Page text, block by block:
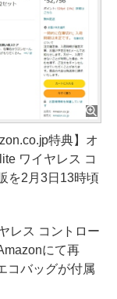
特典】オ
ワイヤレス コ
を2月3日13時頃
レス コントロー
にて再
コバッグが付属